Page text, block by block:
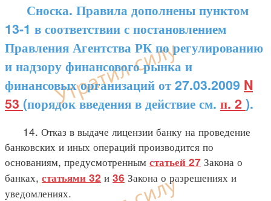
Сноска. Правила дополнены пунктом
13-1 в соответствии с постановлением
Правления Агентства РК по регулированию
и надзору финансового рынка и
финансовых организаций от 27.03.2009 N
53 (порядок введения в действие см. п. 2 ).
14. Отказ в выдаче лицензии банку на проведение
банковских и иных операций производится по
основаниям, предусмотренным статьей 27 Закона о
банках, статьями 32 и 36 Закона о разрешениях и
уведомлениях.